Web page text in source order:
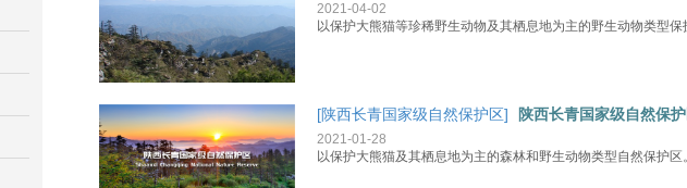
2021-04-02
以保护大熊猫等珍稀野生动物及其栖息地为主的野生动物类型保
[陕西长青国家级自然保护区] 陕西长青国家级自然保
2021-01-28
以保护大熊猫及其栖息地为主的森林和野生动物类型自然保护区。